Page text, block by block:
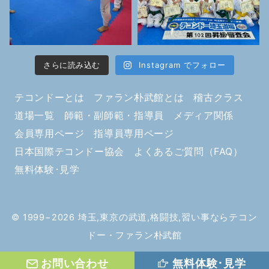
さらに読み込む Instagram でフォロー
テコンドーとは ファラン朴武館とは
稽古クラス
道場一覧
師範・副師範・指導員
メディア関係
会員専用ページ
指導員専用ページ
日本国際テコンドー協会
よくあるご質問（FAQ）
無料体験･見学
© 1999−2026 埼玉,東京の武道,格闘技,習い事ならテコン
ドー・ファラン朴武館
お問い合わせ 無料体験･見学